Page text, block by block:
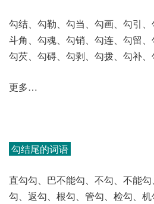
勾结、勾勒、勾当、勾画、勾引
斗角、勾魂、勾销、勾连、勾留、
勾芡、勾碍、勾剥、勾拨、勾补
更多…
勾结尾的词语
直勾勾、巴不能勾、不勾、不能
勾、返勾、根勾、管勾、检勾、机